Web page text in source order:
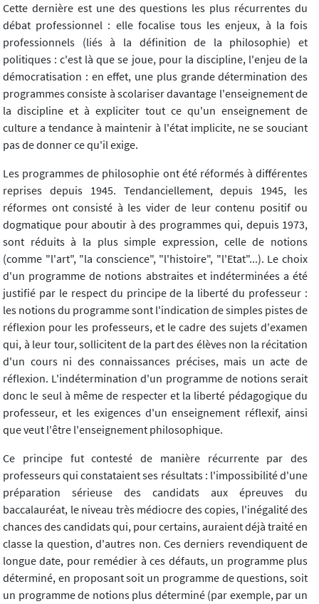
Cette dernière est une des questions les plus récurrentes du
débat professionnel : elle focalise tous les enjeux, à la fois
professionnels (liés à la définition de la philosophie) et
politiques : c'est là que se joue, pour la discipline, l'enjeu de la
démocratisation : en effet, une plus grande détermination des
programmes consiste à scolariser davantage l'enseignement de
la discipline et à expliciter tout ce qu'un enseignement de
culture a tendance à maintenir à l'état implicite, ne se souciant
pas de donner ce qu'il exige.
Les programmes de philosophie ont été réformés à différentes
reprises depuis 1945. Tendanciellement, depuis 1945, les
réformes ont consisté à les vider de leur contenu positif ou
dogmatique pour aboutir à des programmes qui, depuis 1973,
sont réduits à la plus simple expression, celle de notions
(comme "l'art", "la conscience", "l'histoire", "l'Etat"...). Le choix
d'un programme de notions abstraites et indéterminées a été
justifié par le respect du principe de la liberté du professeur :
les notions du programme sont l'indication de simples pistes de
réflexion pour les professeurs, et le cadre des sujets d'examen
qui, à leur tour, sollicitent de la part des élèves non la récitation
d'un cours ni des connaissances précises, mais un acte de
réflexion. L'indétermination d'un programme de notions serait
donc le seul à même de respecter et la liberté pédagogique du
professeur, et les exigences d'un enseignement réflexif, ainsi
que veut l'être l'enseignement philosophique.
Ce principe fut contesté de manière récurrente par des
professeurs qui constataient ses résultats : l'impossibilité d'une
préparation sérieuse des candidats aux épreuves du
baccalauréat, le niveau très médiocre des copies, l'inégalité des
chances des candidats qui, pour certains, auraient déjà traité en
classe la question, d'autres non. Ces derniers revendiquent de
longue date, pour remédier à ces défauts, un programme plus
déterminé, en proposant soit un programme de questions, soit
un programme de notions plus déterminé (par exemple, par un